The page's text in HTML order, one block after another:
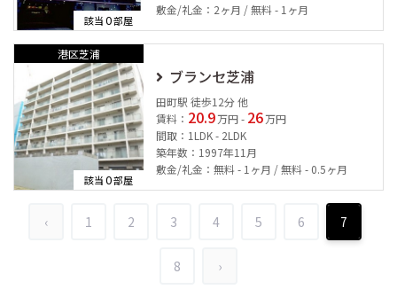
該当0部屋
敷金/礼金：2ヶ月 / 無料 - 1ヶ月
港区芝浦
該当0部屋
ブランセ芝浦
田町駅 徒歩12分 他
賃料： 20.9 万円 - 26 万円
間取：1LDK - 2LDK
築年数：1997年11月
敷金/礼金：無料 - 1ヶ月 / 無料 - 0.5ヶ月
‹ 1 2 3 4 5 6 7
8 ›